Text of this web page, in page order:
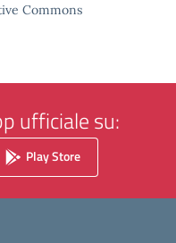
Commons
ufficiale su:
Play Store